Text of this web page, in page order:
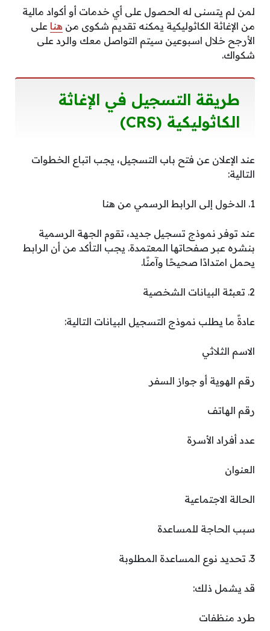
لمن لم يتسنى له الحصول على أي خدمات أو أكواد مالية
من الإغاثة الكاثوليكية يمكنه تقديم شكوى من هنا على
الأرجح خلال اسبوعين سيتم التواصل معك والرد على
شكواك.
طريقة التسجيل في الإغاثة
الكاثوليكية (CRS)
عند الإعلان عن فتح باب التسجيل، يجب اتباع الخطوات
التالية:
1. الدخول إلى الرابط الرسمي من هنا
عند توفر نموذج تسجيل جديد، تقوم الجهة الرسمية
بنشره عبر صفحاتها المعتمدة. يجب التأكد من أن الرابط
يحمل امتدادًا صحيحًا وآمنًا.
2. تعبئة البيانات الشخصية
عادةً ما يطلب نموذج التسجيل البيانات التالية:
الاسم الثلاثي
رقم الهوية أو جواز السفر
رقم الهاتف
عدد أفراد الأسرة
العنوان
الحالة الاجتماعية
سبب الحاجة للمساعدة
3. تحديد نوع المساعدة المطلوبة
قد يشمل ذلك:
طرد منظفات